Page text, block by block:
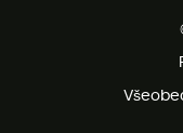
Bezplatné vrácení do